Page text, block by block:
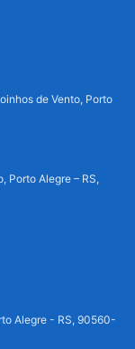
de Vento, Porto
Porto Alegre – RS,
Alegre - RS, 90560-